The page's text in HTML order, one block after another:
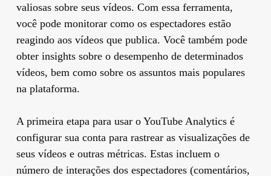
valiosas sobre seus vídeos. Com essa ferramenta,
você pode monitorar como os espectadores estão
reagindo aos vídeos que publica. Você também pode
obter insights sobre o desempenho de determinados
vídeos, bem como sobre os assuntos mais populares
na plataforma.
A primeira etapa para usar o YouTube Analytics é
configurar sua conta para rastrear as visualizações de
seus vídeos e outras métricas. Estas incluem o
número de interações dos espectadores (comentários,